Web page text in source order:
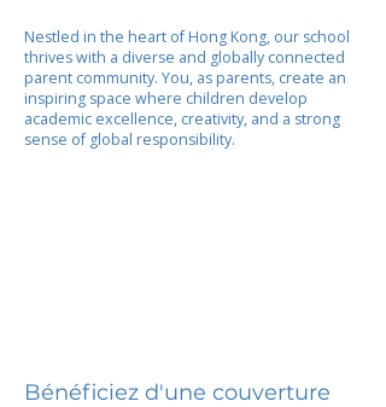
Nestled in the heart of Hong Kong, our school
thrives with a diverse and globally connected
parent community. You, as parents, create an
inspiring space where children develop
academic excellence, creativity, and a strong
sense of global responsibility.
Bénéficiez d'une couverture